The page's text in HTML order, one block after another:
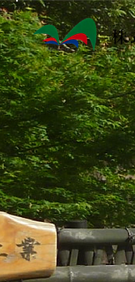
株